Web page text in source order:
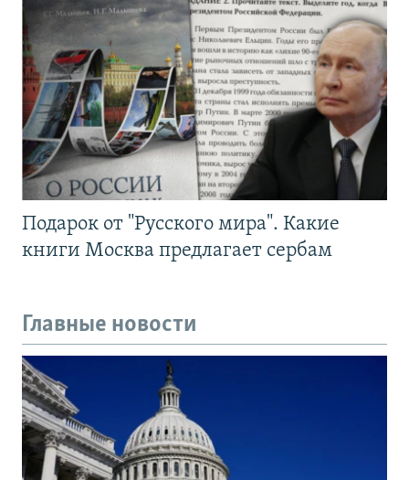
Подарок от "Русского мира". Какие
книги Москва предлагает сербам
Главные новости